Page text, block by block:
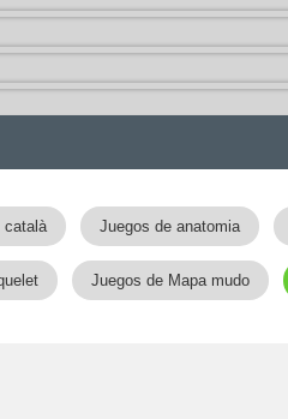
català Juegos de anatomia
Juegos de Mapa mudo